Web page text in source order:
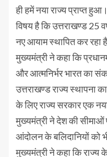
ही हमें नया राज्य प्राप्त
विषय है कि उत्तराखण्ड 25
नए आयाम स्थापित कर रहा
मुख्यमंत्री ने कहा कि
और आत्मनिर्भर भारत का
उत्तराखण्ड राज्य स्थापना
के लिए राज्य सरकार एक
मुख्यमंत्री ने देश की सीमाओं
आंदोलन के बलिदानियों को
मुख्यमंत्री ने कहा कि राज्य